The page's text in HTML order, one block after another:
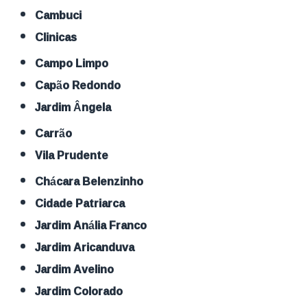
Cambuci
Clinicas
Campo Limpo
Capão Redondo
Jardim Ângela
Carrão
Vila Prudente
Chácara Belenzinho
Cidade Patriarca
Jardim Anália Franco
Jardim Aricanduva
Jardim Avelino
Jardim Colorado